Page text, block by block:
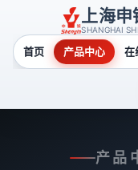
上海申
SHANGHAI
首页 产品中心 在
产品